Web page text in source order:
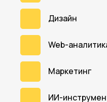
Дизайн
Web-
Маркетинг
ИИ-